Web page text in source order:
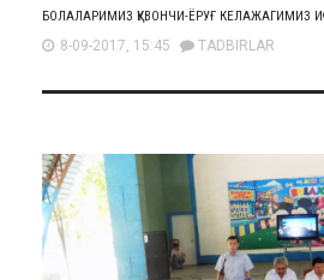
БОЛАЛАРИМИЗ ҚУВОНЧИ-ЁРУҒ КЕЛАЖАГИМИЗ
8-09-2017, 15:45 TADBIRLAR